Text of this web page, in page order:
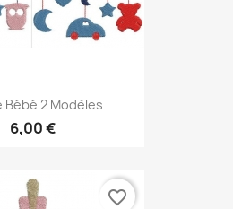
Bébé 2 Modèles
6,00 €
favorite_border